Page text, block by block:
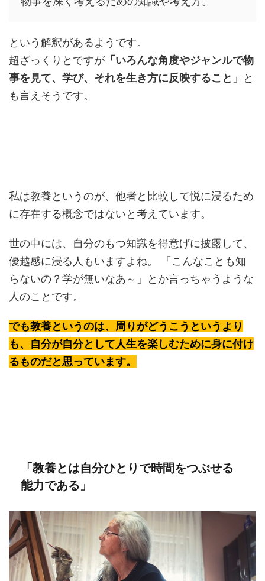
という解釈があるようです。
超ざっくりとですが 「いろんな角度やジャンルで物
事を見て、学び、それを生き方に反映すること」
と
も言えそうです。
私は教養というのが、他者と比較して悦に浸るため
に存在する概念ではないと考えています。
世の中には、自分のもつ知識を得意げに披露して、
優越感に浸る人もいますよね。 「こんなことも知
らないの？学が無いなあ～」とか言っちゃうような
人のことです。
でも教養というのは、周りがどうこうというより
も、自分が自分として人生を楽しむために身に付け
るものだと思っています。
「教養とは自分ひとりで時間をつぶせる
能力である」